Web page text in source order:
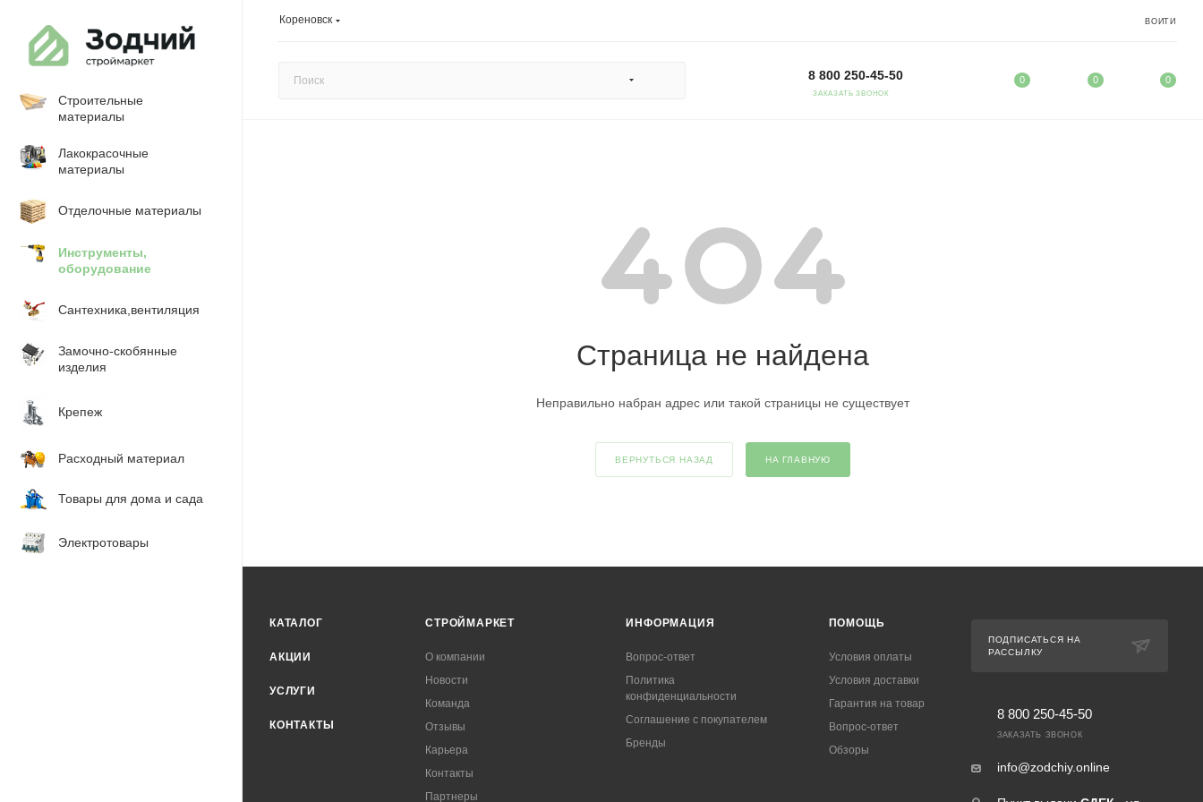
Кореновск ВОЙТИ
8 800 250-45-50
ЗАКАЗАТЬ ЗВОНОК
0 0 0
Строительные
материалы
Лакокрасочные
материалы
Отделочные материалы
Инструменты,
оборудование
Сантехника,вентиляция
Замочно-скобянные
изделия
Крепеж
Расходный материал
Товары для дома и сада
Электротовары
Страница не найдена
Неправильно набран адрес или такой страницы не существует
ВЕРНУТЬСЯ НАЗАД НА ГЛАВНУЮ
КАТАЛОГ
АКЦИИ
УСЛУГИ
КОНТАКТЫ
СТРОЙМАРКЕТ
О компании
Новости
Команда
Отзывы
Карьера
Контакты
Партнеры
ИНФОРМАЦИЯ
Вопрос-ответ
Политика
конфиденциальности
Соглашение с покупателем
Бренды
ПОМОЩЬ
Условия оплаты
Условия доставки
Гарантия на товар
Вопрос-ответ
Обзоры
ПОДПИСАТЬСЯ НА
РАССЫЛКУ
8 800 250-45-50
ЗАКАЗАТЬ ЗВОНОК
info@zodchiy.online